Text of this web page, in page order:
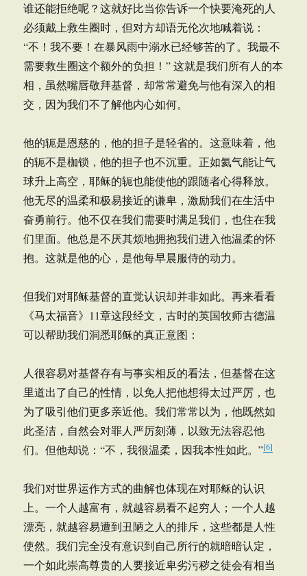
谁还能拒绝呢？这就好比当你告诉一个快要淹死的人
必须戴上救生圈时，但对方却语无伦次地喊着说：
“不！我不要！在暴风雨中溺水已经够苦的了。我最不
需要救生圈这个额外的负担！” 这就是我们所有人的本
相，虽然嘴唇敬拜基督，却常常避免与他有深入的相
交，因为我们不了解他内心如何。
他的轭是恩慈的，他的担子是轻省的。这意味着，他
的轭不是枷锁，他的担子也不沉重。正如氦气能让气
球升上高空，耶稣的轭也能使他的跟随者心得释放。
他无尽的温柔和极易接近的谦卑，激励我们在生活中
奋勇前行。他不仅在我们需要时满足我们，也住在我
们里面。他总是不厌其烦地拥抱我们进入他温柔的怀
抱。这就是他的心，是他每早晨服侍的动力。
但我们对耶稣基督的直觉认识却并非如此。再来看看
《马太福音》11章这段经文，古时的英国牧师古德温
可以帮助我们洞悉耶稣的真正意图：
人很容易对基督存有与事实相反的看法，但基督在这
里道出了自己的性情，以免人把他想得太过严厉，也
为了吸引他们更多亲近他。我们常常以为，他既然如
此圣洁，自然会对罪人严厉刻薄，以致无法容忍他
们。但他却说：“不，我很温柔，因我本性如此。”[6]
我们对世界运作方式的曲解也体现在对耶稣的认识
上。一个人越富有，就越容易看不起穷人；一个人越
漂亮，就越容易遭到丑陋之人的排斥，这些都是人性
使然。我们完全没有意识到自己所行的就暗暗认定，
一个如此崇高尊贵的人要接近卑劣污秽之徒会有相当